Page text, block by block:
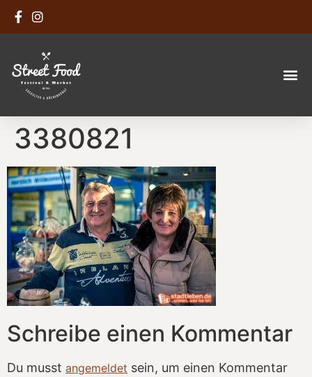
3380821
Schreibe einen Kommentar
Du musst angemeldet sein, um einen Kommentar